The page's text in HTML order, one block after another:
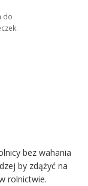
do
bez wahania
by zdążyć na
rolnictwie.